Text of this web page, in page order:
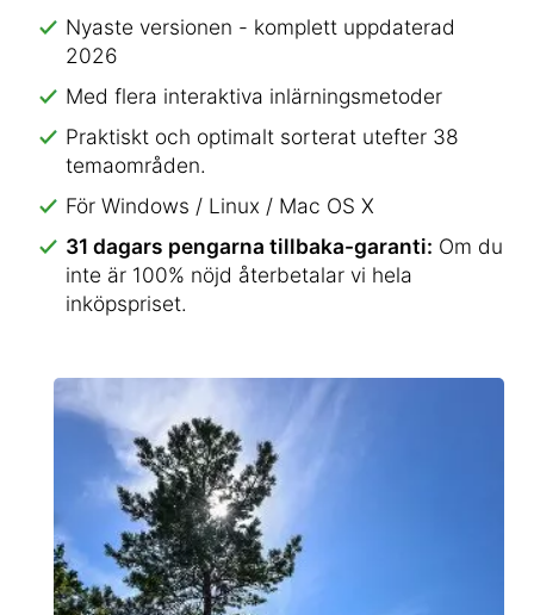
Nyaste versionen - komplett uppdaterad
2026
Med flera interaktiva inlärningsmetoder
Praktiskt och optimalt sorterat utefter 38
temaområden.
För Windows / Linux / Mac OS X
31 dagars pengarna tillbaka-garanti: Om du
inte är 100% nöjd återbetalar vi hela
inköpspriset.